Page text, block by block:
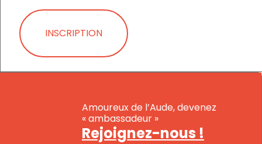
INSCRIPTION
Amoureux de l’Aude, devenez
« ambassadeur »
Rejoignez-nous !